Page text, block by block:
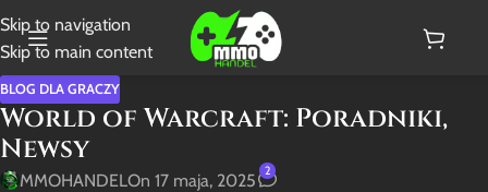
Skip to navigation
Skip to main content
BLOG DLA GRACZY
World of Warcraft: Poradniki,
Newsy
MMOHANDELOn 17 maja, 2025 2